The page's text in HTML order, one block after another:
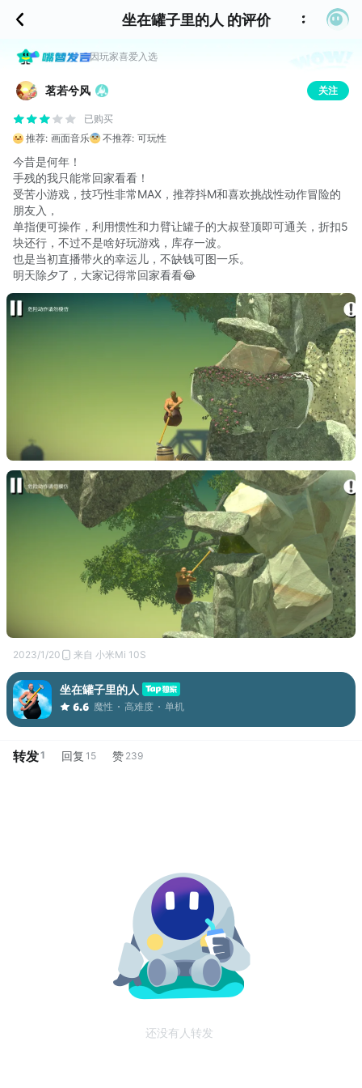
坐在罐子里的人 的评价
因玩家喜爱入选
茗若兮风 关注
已购买
推荐: 画面音乐 不推荐: 可玩性
今昔是何年！
手残的我只能常回家看看！
受苦小游戏，技巧性非常MAX，推荐抖M和喜欢挑战性动作冒险的
朋友入，
单指便可操作，利用惯性和力臂让罐子的大叔登顶即可通关，折扣5
块还行，不过不是啥好玩游戏，库存一波。
也是当初直播带火的幸运儿，不缺钱可图一乐。
明天除夕了，大家记得常回家看看😂
2023/1/20 来自 小米Mi 10S
坐在罐子里的人
6.6 魔性 高难度 单机
转发1 回复 15 赞 239
还没有人转发